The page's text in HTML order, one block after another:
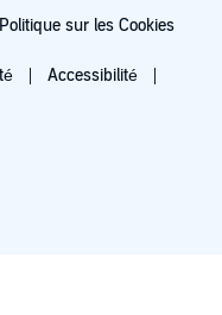
Politique sur les Cookies
Accessibilité